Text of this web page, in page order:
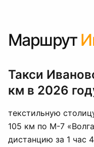
Маршрут
Такси
км в 2026
текстильную
105 км по М-7
дистанцию за 1 час